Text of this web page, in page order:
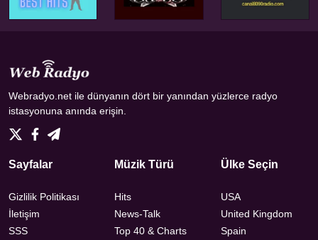
Webradyo.net ile dünyanın dört bir yanından yüzlerce radyo
istasyonuna anında erişin.
Sayfalar
Gizlilik Politikası
İletişim
SSS
Müzik Türü
Hits
News-Talk
Top 40 & Charts
Ülke Seçin
USA
United Kingdom
Spain